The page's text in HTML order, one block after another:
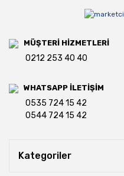
MÜŞTERİ HİZMETLERİ
0212 253 40 40
WHATSAPP İLETİŞİM
0535 724 15 42
0544 724 15 42
Kategoriler